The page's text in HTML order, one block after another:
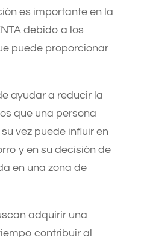
es importante en la
debido a los
puede proporcionar
ayudar a reducir la
que una persona
vez puede influir en
y en su decisión de
en una zona de
adquirir una
contribuir al